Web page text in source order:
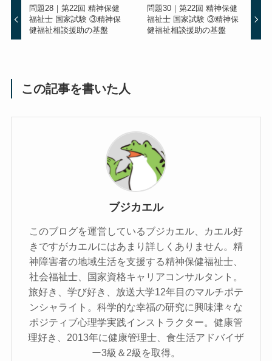
問題28｜第22回 精神保健
福祉士 国家試験 ③精神保
健福祉相談援助の基盤
問題30｜第22回 精神保健
福祉士 国家試験 ③精神保
健福祉相談援助の基盤
この記事を書いた人
ブジカエル
このブログを運営しているブジカエル、カエル好
きですがカエルにはあまり詳しくありません。精
神障害者の地域生活を支援する精神保健福祉士、
社会福祉士、国家資格キャリアコンサルタント。
旅好き、学び好き、放送大学12年目のマルチポテ
ンシャライト。科学的な幸福の研究に興味津々な
ポジティブ心理学実践インストラクター。健康管
理好き、2013年に健康管理士、食生活アドバイザ
ー3級＆2級を取得。